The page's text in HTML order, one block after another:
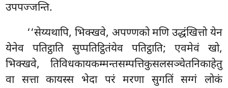
उपपज्जन्ति.
‘‘सेय्यथापि, भिक्खवे, अपण्णको मणि उद्धंखित्तो येन
येनेव पतिट्ठाति सुप्पतिट्ठितंयेव पतिट्ठाति; एवमेवं खो,
भिक्खवे, तिविधकायकम्मन्तसम्पत्तिकुसलसञ्चेतनिकाहेतु
वा सत्ताकायस्स भेदा परं मरणा सुगतिं सग्गं लोकं